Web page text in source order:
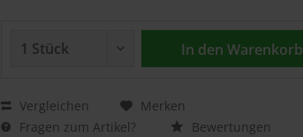
In den Warenkorb
Vergleichen
Merken
Fragen zum Artikel?
Bewertungen